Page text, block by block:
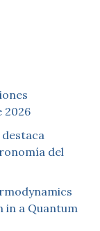
2026
del
in a Quantum